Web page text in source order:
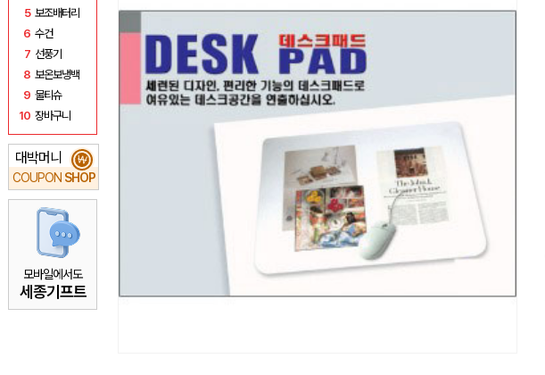
5 보조배터리
6 수건
7 선풍기
8 보온보냉백
9 물티슈
10 장바구니
대박머니
COUPON SHOP
₩
모바일에서도
세종기프트